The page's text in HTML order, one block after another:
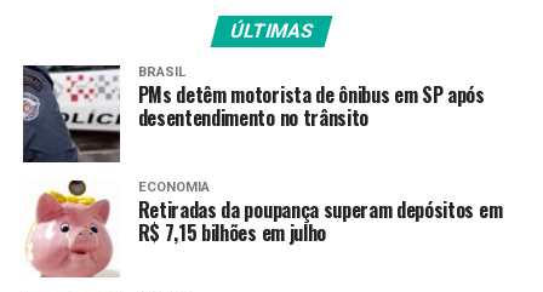
TAGS
PRÓXIMO
Agência Brasil segue regras do TSE durante período de
defeso eleitoral
RECENTES
Comissão da Câmara aprova PEC que cria Fundos para
Sul e Sudeste
ÚLTIMAS
BRASIL
PMs detêm motorista de ônibus em SP após
desentendimento no trânsito
ECONOMIA
Retiradas da poupança superam depósitos em
R$ 7,15 bilhões em julho